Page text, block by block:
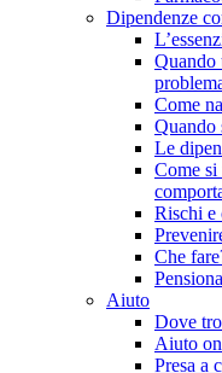
Dipendenze
Quando
Come
Quando
Le
Come si
Rischi e
Che
Aiuto
Dove
Aiuto
Presa a